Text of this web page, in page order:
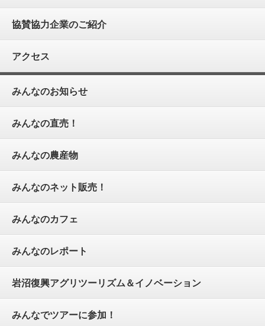
協賛協力企業のご紹介
アクセス
みんなのお知らせ
みんなの直売！
みんなの農産物
みんなのネット販売！
みんなのカフェ
みんなのレポート
岩沼復興アグリツーリズム＆イノベーション
みんなでツアーに参加！